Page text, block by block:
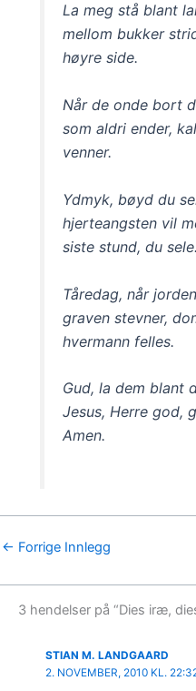
La meg stå blant
mellom bukker
høyre side.
Når de onde bort
som aldri ender,
venner.
Ydmyk, bøyd du
hjerteangsten vil
siste stund, du sele.
Tåredag, når
graven stevner,
hvermann felles.
Gud, la dem blant
Jesus, Herre god,
Amen.
← Forrige Innlegg
3 hendelser på “Dies iræ,
STIAN M. LANDGAARD
2. NOVEMBER, 2010 KL.